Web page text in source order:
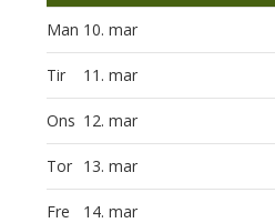
Man 10. mar
Tir 11. mar
Ons 12. mar
Tor 13. mar
Fre 14. mar